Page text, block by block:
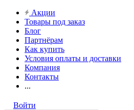
Акции
Товары под заказ
Блог
Партнёрам
Как купить
Условия оплаты и доставки
Компания
Контакты
...
Войти